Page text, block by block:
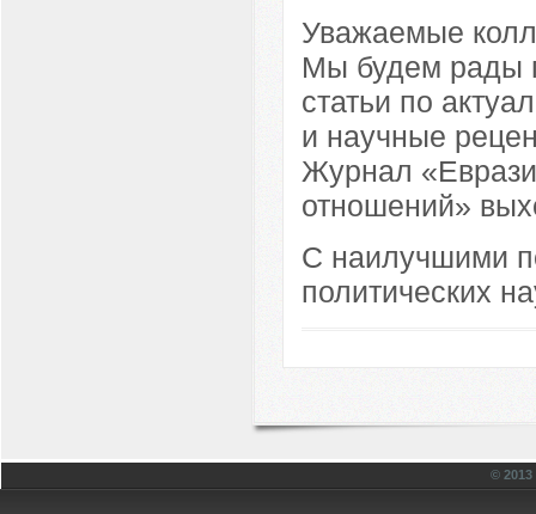
Уважаемые
Мы будем рады
статьи по
и научные
Журнал
отношений»
С наилучшими
политических
©